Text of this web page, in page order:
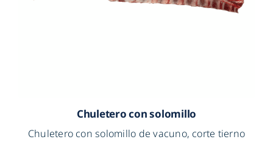
Chuletero con solomillo
Chuletero con solomillo de vacuno, corte tierno